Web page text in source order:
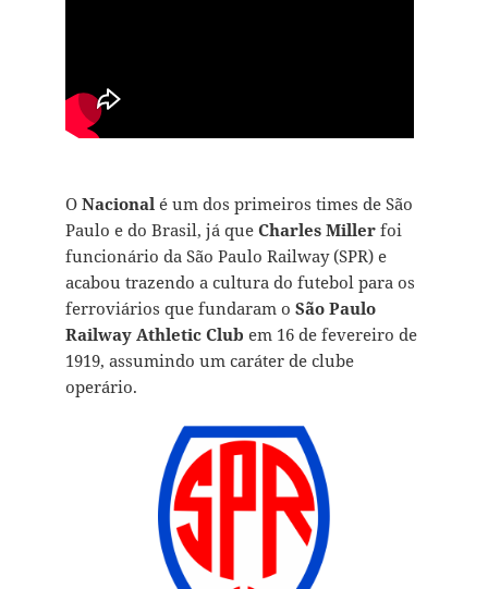
O Nacional é um dos primeiros times de São
Paulo e do Brasil, já que Charles Millerfoi
funcionário da São Paulo Railway (SPR) e
acabou trazendo a cultura do futebol para os
ferroviários que fundaram o São Paulo
Railway Athletic Club em 16 de fevereiro de
1919, assumindo um caráter de clube
operário.